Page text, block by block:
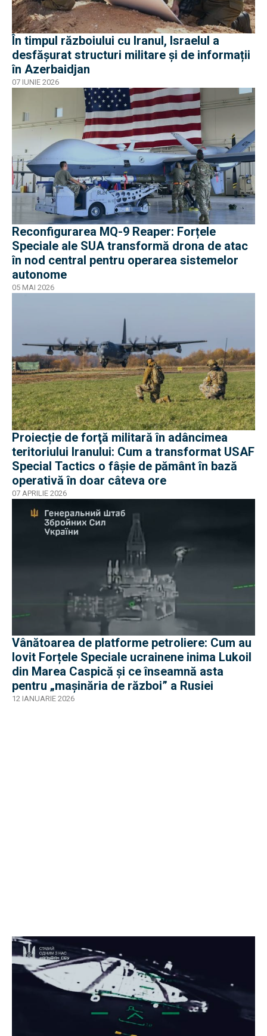
În timpul războiului cu Iranul, Israelul a
desfășurat structuri militare și de informații
în Azerbaidjan
07 IUNIE 2026
Reconfigurarea MQ-9 Reaper: Forțele
Speciale ale SUA transformă drona de atac
în nod central pentru operarea sistemelor
autonome
05 MAI 2026
Proiecție de forţă militară în adâncimea
teritoriului Iranului: Cum a transformat USAF
Special Tactics o fâșie de pământ în bază
operativă în doar câteva ore
07 APRILIE 2026
Vânătoarea de platforme petroliere: Cum au
lovit Forțele Speciale ucrainene inima Lukoil
din Marea Caspică și ce înseamnă asta
pentru „mașinăria de război” a Rusiei
12 IANUARIE 2026